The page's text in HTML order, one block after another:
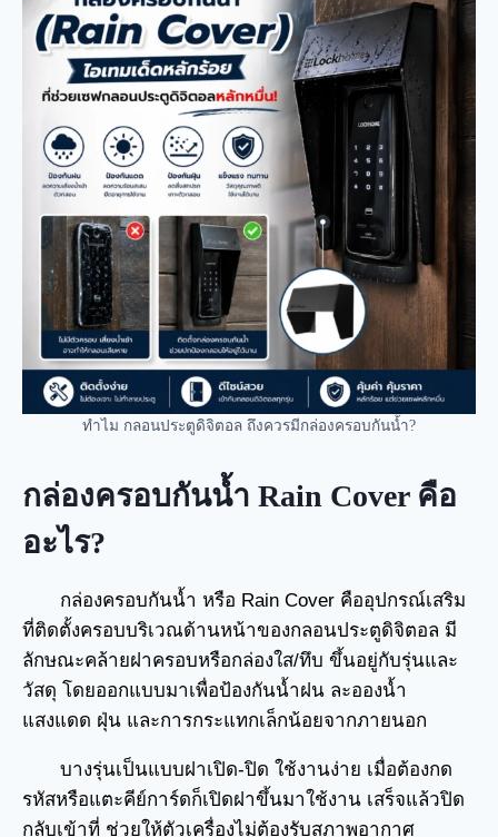
ทำไม กลอนประตูดิจิตอล ถึงควรมีกล่องครอบกันน้ำ?
กล่องครอบกันน้ำ Rain Cover คือ
อะไร?
กล่องครอบกันน้ำ หรือ Rain Cover คืออุปกรณ์เสริม
ที่ติดตั้งครอบบริเวณด้านหน้าของกลอนประตูดิจิตอล มี
ลักษณะคล้ายฝาครอบหรือกล่องใส/ทึบ ขึ้นอยู่กับรุ่นและ
วัสดุ โดยออกแบบมาเพื่อป้องกันน้ำฝน ละอองน้ำ
แสงแดด ฝุ่น และการกระแทกเล็กน้อยจากภายนอก
บางรุ่นเป็นแบบฝาเปิด-ปิด ใช้งานง่าย เมื่อต้องกด
รหัสหรือแตะคีย์การ์ดก็เปิดฝาขึ้นมาใช้งาน เสร็จแล้วปิด
กลับเข้าที่ ช่วยให้ตัวเครื่องไม่ต้องรับสภาพอากาศ